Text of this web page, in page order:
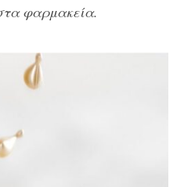
φαρμακεία.